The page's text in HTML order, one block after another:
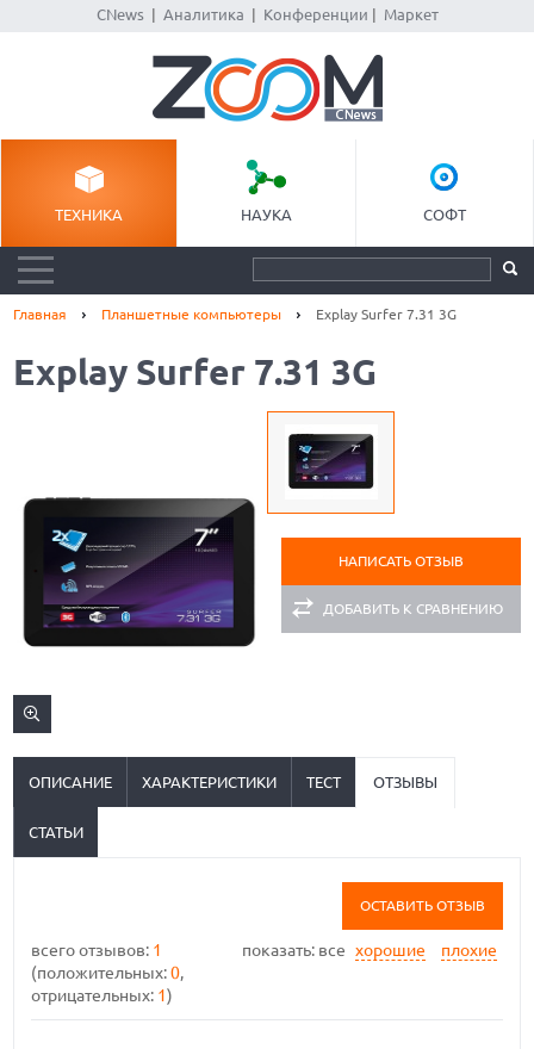
CNews| Аналитика Конференции Маркет
ТЕХНИКА НАУКА СОФТ
Главная Планшетные компьютеры Explay Surfer 7.31 3G
Explay Surfer 7.31 3G
НАПИСАТЬ ОТЗЫВ
ДОБАВИТЬ К СРАВНЕНИЮ
ОПИСАНИЕ ХАРАКТЕРИСТИКИ ТЕСТ ОТЗЫВЫ
СТАТЬИ
ОСТАВИТЬ ОТЗЫВ
показать: все хорошие плохие
всего отзывов: 1
(положительных:0,
отрицательных: 1)